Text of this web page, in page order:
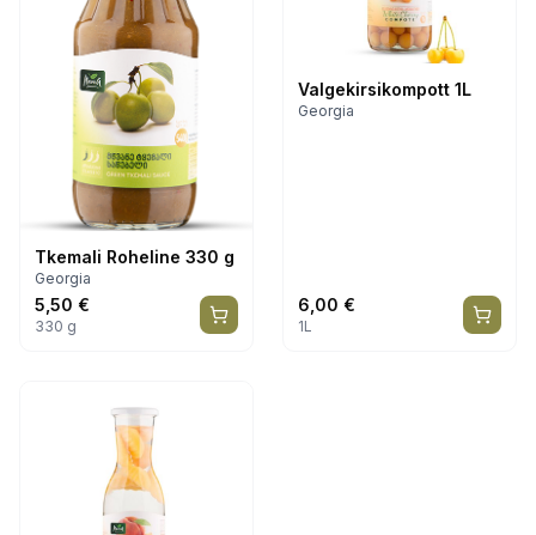
Tkemali Roheline 330 g
Georgia
5,50 €
330 g
Valgekirsikompott 1L
Georgia
6,00 €
1L